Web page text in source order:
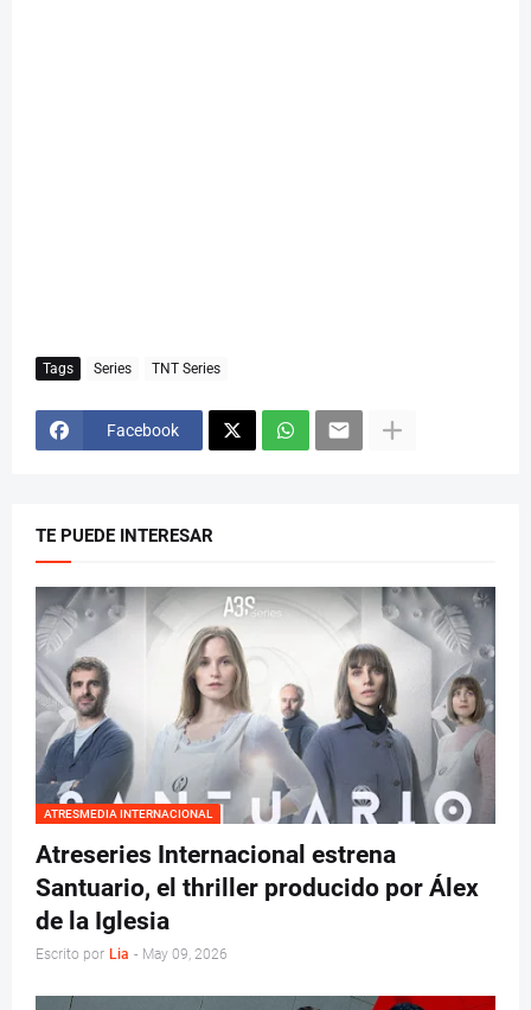
Tags Series TNT Series
Facebook
TE PUEDE INTERESAR
ATRESMEDIA INTERNACIONAL
Atreseries Internacional estrena
Santuario, el thriller producido por Álex
de la Iglesia
Escrito por Lia - May 09, 2026